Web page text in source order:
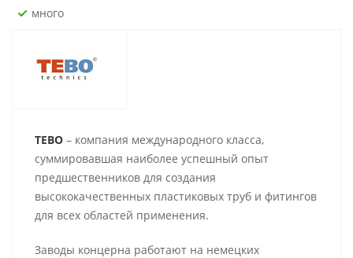
Много
TEBO – компания международного класса,
суммировавшая наиболее успешный опыт
предшественников для создания
высококачественных пластиковых труб и фитингов
для всех областей применения.
Заводы концерна работают на немецких